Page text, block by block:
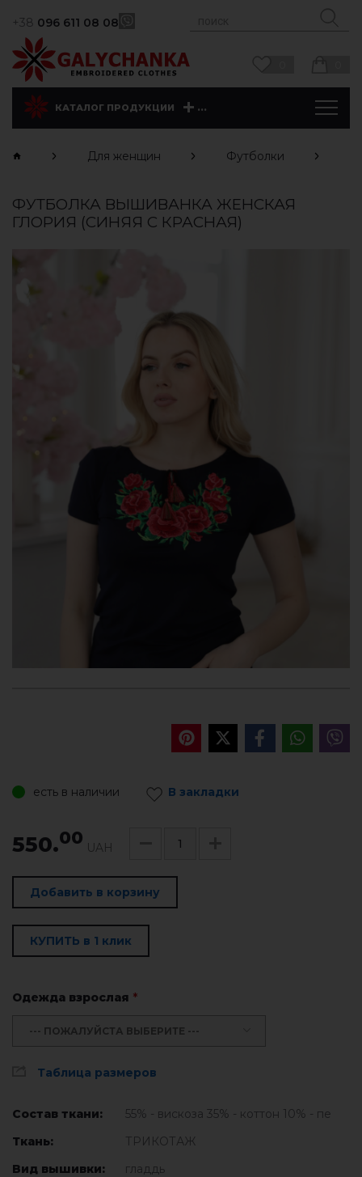
+38 096 611 08 08
КАТАЛОГ ПРОДУКЦИИ ...
Для женщин Футболки
ФУТБОЛКА ВЫШИВАНКА ЖЕНСКАЯ
ГЛОРИЯ (СИНЯЯ С КРАСНАЯ)
есть в наличии В закладки
550.00 UAH
Добавить в корзину
КУПИТЬ в 1 клик
Одежда взрослая *
--- ПОЖАЛУЙСТА ВЫБЕРИТЕ ---
Таблица размеров
Состав ткани:
55% - вискоза 35% - коттон 10% - пе
Ткань:
ТРИКОТАЖ
Вид вышивки:
гладдь